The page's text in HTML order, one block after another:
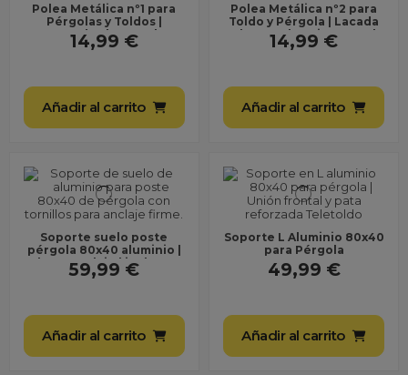
Polea Metálica nº1 para
Pérgolas y Toldos |
Lacada al Horno |
Repuesto Profesional
14,99 €
Añadir al carrito
Polea Metálica nº2 para
Toldo y Pérgola | Lacada
al Horno | Resistente al
Exterior |...
14,99 €
Añadir al carrito
Soporte suelo poste
pérgola 80x40 aluminio |
base anclaje | incluye
tornillos
59,99 €
Añadir al carrito
Soporte L Aluminio 80x40
para Pérgola
49,99 €
Añadir al carrito